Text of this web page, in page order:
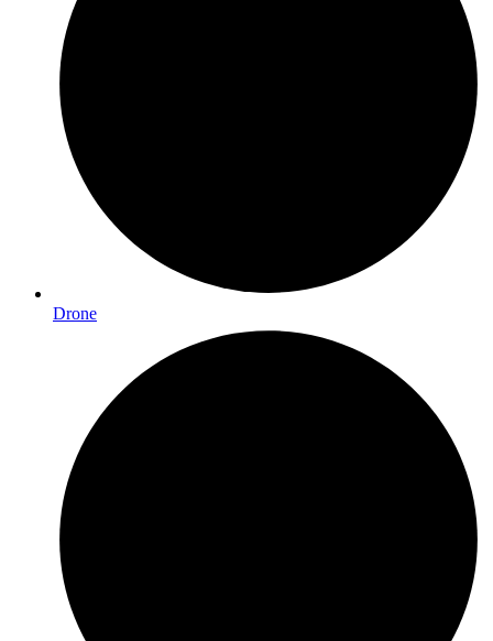
Drone